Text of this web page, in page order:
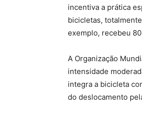
incentiva a prática
bicicletas,
exemplo, recebeu
A Organização
intensidade
integra a bicicleta
do deslocamento